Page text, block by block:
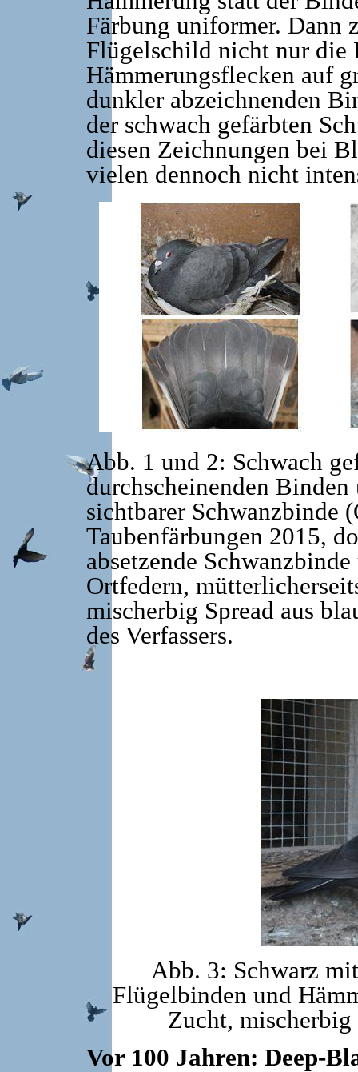
Färbung uniformer. Dann
Flügelschild nicht nur die
Hämmerungsflecken auf
dunkler abzeichnenden
der schwach gefärbten
diesen Zeichnungen bei
vielen dennoch nicht
Abb. 1 und 2: Schwach
durchscheinenden
sichtbarer Schwanzbinde
Taubenfärbungen 2015,
absetzende
Ortfedern,
mischerbig Spread aus
des Verfassers.
Abb. 3: Schwarz
Flügelbinden und
Zucht,
Vor 100 Jahren: Deep-